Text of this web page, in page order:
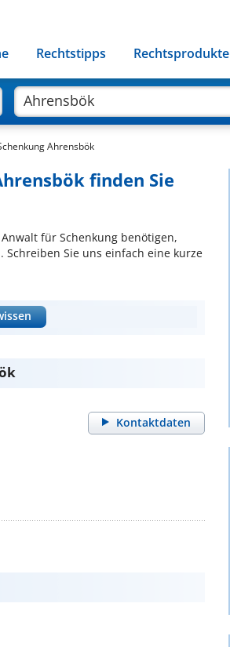
Rechtstipps Rechtsprodukte
Ahrensbök
finden Sie
für Schenkung benötigen,
Sie uns einfach eine kurze
Kontaktdaten